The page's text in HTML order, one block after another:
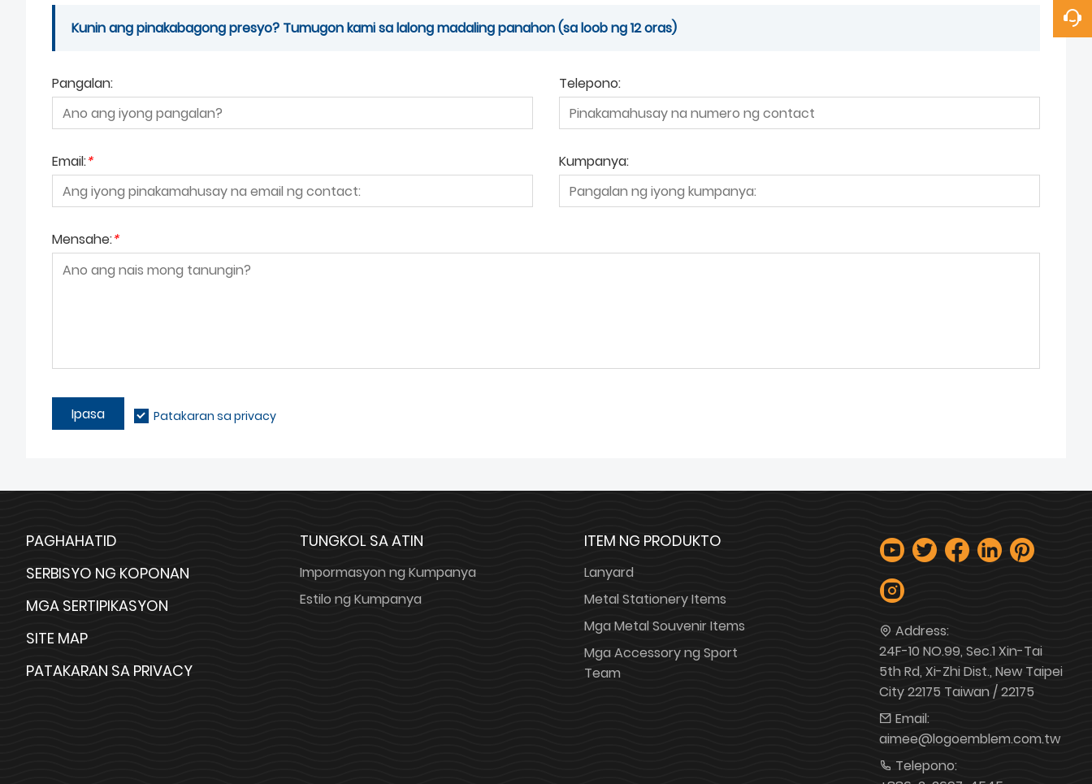
Kunin ang pinakabagong presyo? Tumugon kami sa lalong madaling panahon (sa loob ng 12 oras)
Pangalan: Telepono:
Email:* Kumpanya:
Mensahe:*
Ipasa Patakaran sa privacy
PAGHAHATID
SERBISYO NG KOPONAN
MGA SERTIPIKASYON
SITE MAP
PATAKARAN SA PRIVACY
TUNGKOL SA ATIN
Impormasyon ng Kumpanya
Estilo ng Kumpanya
ITEM NG PRODUKTO
Lanyard
Metal Stationery Items
Mga Metal Souvenir Items
Mga Accessory ng Sport
Team
Address:
24F-10 NO.99, Sec.1 Xin-Tai
5th Rd, Xi-Zhi Dist., New Taipei
City 22175 Taiwan / 22175
Email:
aimee@logoemblem.com.tw
Telepono: